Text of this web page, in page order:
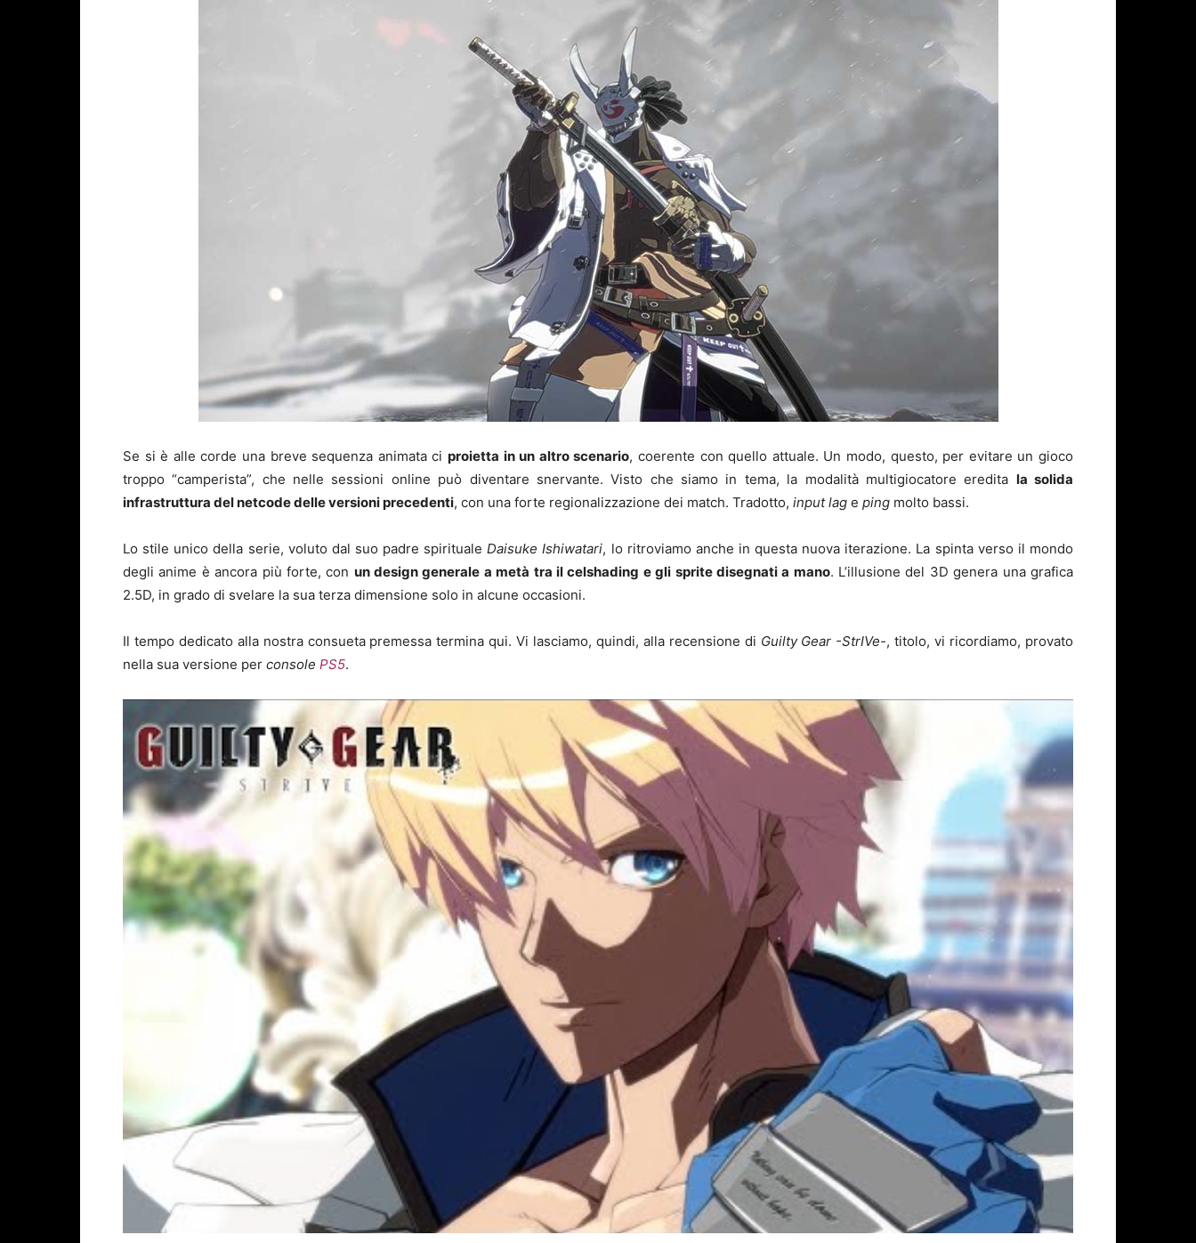
Se si è alle corde una breve sequenza animata ci proietta in un altro scenario, coerente con quello attuale. Un modo, questo, per evitare un gioco
troppo “camperista”, che nelle sessioni online può diventare snervante. Visto che siamo in tema, la modalità multigiocatore eredita la solida
infrastruttura del netcode delle versioni precedenti, con una forte regionalizzazione dei match. Tradotto, input lag e ping molto bassi.
Lo stile unico della serie, voluto dal suo padre spiritualeDaisuke Ishiwatari, lo ritroviamo anche in questa nuova iterazione. La spinta verso il mondo
degli anime è ancora più forte, con un design generale a metà tra il celshading e gli sprite disegnati a mano. L’illusione del 3D genera una grafica
2.5D, in grado di svelare la sua terza dimensione solo in alcune occasioni.
Il tempo dedicato alla nostra consueta premessa termina qui. Vi lasciamo, quindi, alla recensione di Guilty Gear -StrIVe-, titolo, vi ricordiamo, provato
nella sua versione per console PS5.